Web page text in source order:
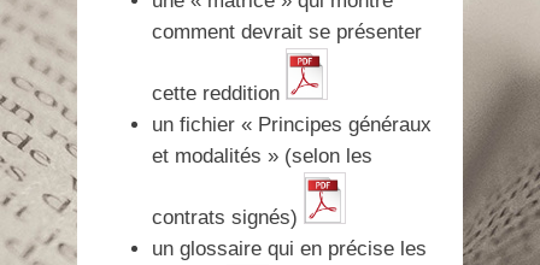
comment devrait se présenter
cette reddition
un fichier « Principes généraux
et modalités » (selon les
contrats signés)
un glossaire qui en précise les